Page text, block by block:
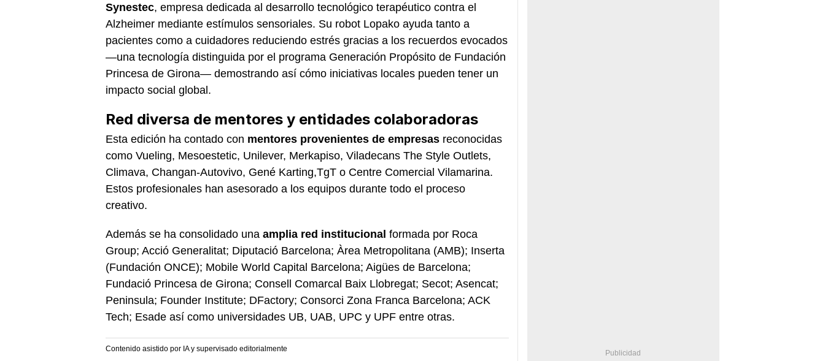
Synestec, empresa dedicada al desarrollo tecnológico terapéutico contra el
Alzheimer mediante estímulos sensoriales. Su robot Lopako ayuda tanto a
pacientes como a cuidadores reduciendo estrés gracias a los recuerdos evocados
—una tecnología distinguida por el programa Generación Propósito de Fundación
Princesa de Girona— demostrando así cómo iniciativas locales pueden tener un
impacto social global.
Red diversa de mentores y entidades colaboradoras
Esta edición ha contado con mentores provenientes de empresas reconocidas
como Vueling, Mesoestetic, Unilever, Merkapiso, Viladecans The Style Outlets,
Climava, Changan-Autovivo, Gené Karting,TgT o Centre Comercial Vilamarina.
Estos profesionales han asesorado a los equipos durante todo el proceso
creativo.
Además se ha consolidado una amplia red institucional formada por Roca
Group; Acció Generalitat; Diputació Barcelona; Àrea Metropolitana (AMB); Inserta
(Fundación ONCE); Mobile World Capital Barcelona; Aigües de Barcelona;
Fundació Princesa de Girona; Consell Comarcal Baix Llobregat; Secot; Asencat;
Peninsula; Founder Institute; DFactory; Consorci Zona Franca Barcelona; ACK
Tech; Esade así como universidades UB, UAB, UPC y UPF entre otras.
Contenido asistido por IA y supervisado editorialmente